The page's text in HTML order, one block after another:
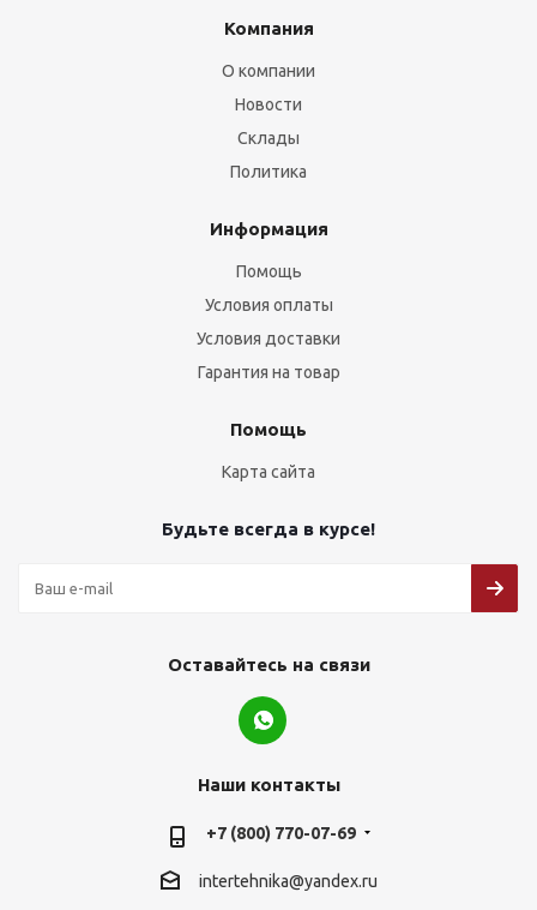
Компания
О компании
Новости
Склады
Политика
Информация
Помощь
Условия оплаты
Условия доставки
Гарантия на товар
Помощь
Карта сайта
Будьте всегда в курсе!
Оставайтесь на связи
Наши контакты
+7 (800) 770-07-69
intertehnika@yandex.ru